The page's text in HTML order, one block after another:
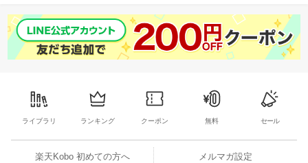
ライブラリ ランキング クーポン 無料 セール
楽天Kobo 初めての方へ メルマガ設定